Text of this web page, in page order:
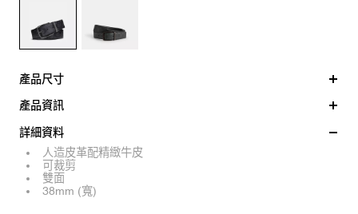
產品尺寸
產品資訊
詳細資料
人造皮革配精緻牛皮
可裁剪
雙面
38mm (寬)